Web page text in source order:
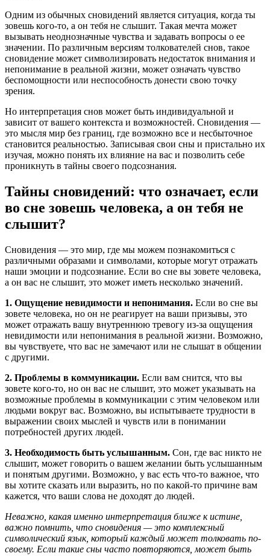
Одним из обычных сновидений является ситуация, когда ты
зовешь кого-то, а он тебя не слышит. Такая мечта может
вызывать неоднозначные чувства и задавать вопросы о ее
значении. По различным версиям толкователей снов, такое
сновидение может символизировать недостаток внимания и
непонимание в реальной жизни, может означать чувство
беспомощности или неспособность донести свою точку
зрения.
Но интерпретация снов может быть индивидуальной и
зависит от вашего контекста и возможностей. Сновидения —
это мысля мир без границ, где возможно все и несбыточное
становится реальностью. Записывая свои сны и пристально их
изучая, можно понять их влияние на вас и позволить себе
проникнуть в тайны своего подсознания.
Тайны сновидений: что означает, если
во сне зовешь человека, а он тебя не
слышит?
Сновидения — это мир, где мы можем познакомиться с
различными образами и символами, которые могут отражать
наши эмоции и подсознание. Если во сне вы зовете человека,
а он вас не слышит, это может иметь несколько значений.
1. Ощущение невидимости и непонимания. Если во сне вы
зовете человека, но он не реагирует на ваши призывы, это
может отражать вашу внутреннюю тревогу из-за ощущения
невидимости или непонимания в реальной жизни. Возможно,
вы чувствуете, что вас не замечают или не слышат в общении
с другими.
2. Проблемы в коммуникации. Если вам снится, что вы
зовете кого-то, но он вас не слышит, это может указывать на
возможные проблемы в коммуникации с этим человеком или
людьми вокруг вас. Возможно, вы испытываете трудности в
выражении своих мыслей и чувств или в понимании
потребностей других людей.
3. Необходимость быть услышанным. Сон, где вас никто не
слышит, может говорить о вашем желании быть услышанным
и понятым другими. Возможно, у вас есть что-то важное, что
вы хотите сказать или выразить, но по какой-то причине вам
кажется, что ваши слова не доходят до людей.
Неважно, какая именно интерпретация ближе к истине,
важно помнить, что сновидения — это комплексный
символический язык, который каждый может толковать по-
своему. Если такие сны часто повторяются, может быть